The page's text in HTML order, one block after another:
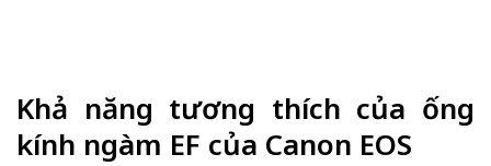
Khả năng tương thích của ống
kính ngàm EF của Canon EOS